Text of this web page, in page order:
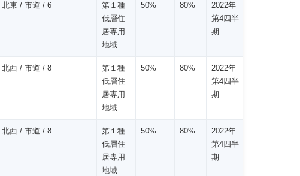
北東 / 市道 / 6
第１種
低層住
居専用
地域
50% 80%
2022年
第4四半
期
北西 / 市道 / 8
第１種
低層住
居専用
地域
50% 80%
2022年
第4四半
期
北西 / 市道 / 8
第１種
低層住
居専用
地域
50% 80%
2022年
第4四半
期